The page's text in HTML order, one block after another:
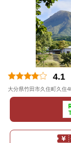
4.1
大分県竹田市久住町久住